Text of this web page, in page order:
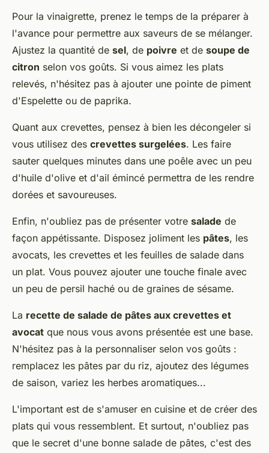
Pour la vinaigrette, prenez le temps de la préparer à
l'avance pour permettre aux saveurs de se mélanger.
Ajustez la quantité de sel, de poivre et de soupe de
citron selon vos goûts. Si vous aimez les plats
relevés, n'hésitez pas à ajouter une pointe de piment
d'Espelette ou de paprika.
Quant aux crevettes, pensez à bien les décongeler si
vous utilisez des crevettes surgelées. Les faire
sauter quelques minutes dans une poêle avec un peu
d'huile d'olive et d'ail émincé permettra de les rendre
dorées et savoureuses.
Enfin, n'oubliez pas de présenter votre salade de
façon appétissante. Disposez joliment les pâtes, les
avocats, les crevettes et les feuilles de salade dans
un plat. Vous pouvez ajouter une touche finale avec
un peu de persil haché ou de graines de sésame.
La recette de salade de pâtes aux crevettes et
avocat que nous vous avons présentée est une base.
N'hésitez pas à la personnaliser selon vos goûts :
remplacez les pâtes par du riz, ajoutez des légumes
de saison, variez les herbes aromatiques...
L'important est de s'amuser en cuisine et de créer des
plats qui vous ressemblent. Et surtout, n'oubliez pas
que le secret d'une bonne salade de pâtes, c'est des